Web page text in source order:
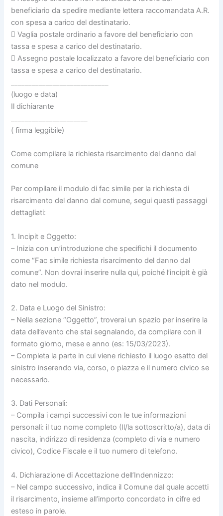
beneficiario da spedire mediante lettera raccomandata A.R.
con spesa a carico del destinatario.
 Vaglia postale ordinario a favore del beneficiario con
tassa e spesa a carico del destinatario.
 Assegno postale localizzato a favore del beneficiario con
tassa e spesa a carico del destinatario.
(luogo e data)
Il dichiarante
( firma leggibile)
Come compilare la richiesta risarcimento del danno dal
comune
Per compilare il modulo di fac simile per la richiesta di
risarcimento del danno dal comune, segui questi passaggi
dettagliati:
1. Incipit e Oggetto:
– Inizia con un’introduzione che specifichi il documento
come “Fac simile richiesta risarcimento del danno dal
comune”. Non dovrai inserire nulla qui, poiché l’incipit è già
dato nel modulo.
2. Data e Luogo del Sinistro:
– Nella sezione “Oggetto”, troverai un spazio per inserire la
data dell’evento che stai segnalando, da compilare con il
formato giorno, mese e anno (es: 15/03/2023).
– Completa la parte in cui viene richiesto il luogo esatto del
sinistro inserendo via, corso, o piazza e il numero civico se
necessario.
3. Dati Personali:
– Compila i campi successivi con le tue informazioni
personali: il tuo nome completo (Il/la sottoscritto/a), data di
nascita, indirizzo di residenza (completo di via e numero
civico), Codice Fiscale e il tuo numero di telefono.
4. Dichiarazione di Accettazione dell’Indennizzo:
– Nel campo successivo, indica il Comune dal quale accetti
il risarcimento, insieme all’importo concordato in cifre ed
esteso in parole.